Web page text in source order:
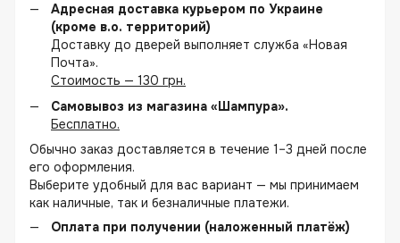
Адресная доставка курьером по Украине
(кроме в.о. территорий)
Доставку до дверей выполняет служба «Новая
Почта».
Стоимость — 130 грн.
Самовывоз из магазина «Шампура».
Бесплатно.
Обычно заказ доставляется в течение 1–3 дней после
его оформления.
Выберите удобный для вас вариант — мы принимаем
как наличные, так и безналичные платежи.
Оплата при получении (наложенный платёж)